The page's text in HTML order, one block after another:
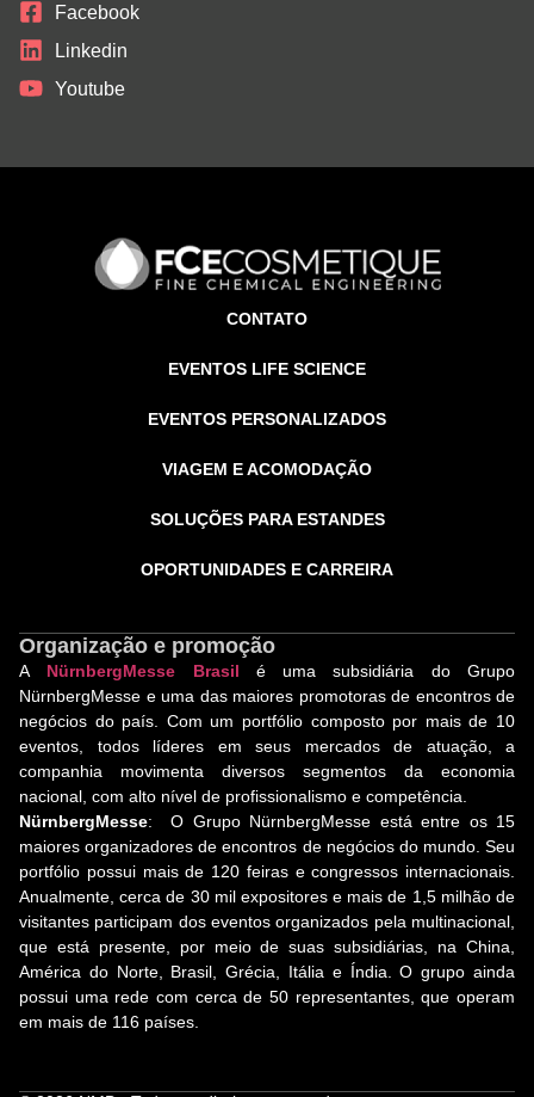
Facebook
Linkedin
Youtube
CONTATO
EVENTOS LIFE SCIENCE
EVENTOS PERSONALIZADOS
VIAGEM E ACOMODAÇÃO
SOLUÇÕES PARA ESTANDES
OPORTUNIDADES E CARREIRA
Organização e promoção
A NürnbergMesse Brasil é uma subsidiária do Grupo
NürnbergMesse e uma das maiores promotoras de encontros de
negócios do país. Com um portfólio composto por mais de 10
eventos, todos líderes em seus mercados de atuação, a
companhia movimenta diversos segmentos da economia
nacional, com alto nível de profissionalismo e competência.
NürnbergMesse: O Grupo NürnbergMesse está entre os 15
maiores organizadores de encontros de negócios do mundo. Seu
portfólio possui mais de 120 feiras e congressos internacionais.
Anualmente, cerca de 30 mil expositores e mais de 1,5 milhão de
visitantes participam dos eventos organizados pela multinacional,
que está presente, por meio de suas subsidiárias, na China,
América do Norte, Brasil, Grécia, Itália e Índia. O grupo ainda
possui uma rede com cerca de 50 representantes, que operam
em mais de 116 países.